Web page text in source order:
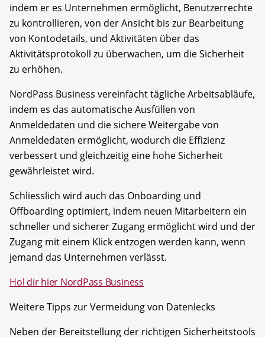
indem er es Unternehmen ermöglicht, Benutzerrechte
zu kontrollieren, von der Ansicht bis zur Bearbeitung
von Kontodetails, und Aktivitäten über das
Aktivitätsprotokoll zu überwachen, um die Sicherheit
zu erhöhen.
NordPass Business vereinfacht tägliche Arbeitsabläufe,
indem es das automatische Ausfüllen von
Anmeldedaten und die sichere Weitergabe von
Anmeldedaten ermöglicht, wodurch die Effizienz
verbessert und gleichzeitig eine hohe Sicherheit
gewährleistet wird.
Schliesslich wird auch das Onboarding und
Offboarding optimiert, indem neuen Mitarbeitern ein
schneller und sicherer Zugang ermöglicht wird und der
Zugang mit einem Klick entzogen werden kann, wenn
jemand das Unternehmen verlässt.
Hol dir hier NordPass Business
Weitere Tipps zur Vermeidung von Datenlecks
Neben der Bereitstellung der richtigen Sicherheitstools